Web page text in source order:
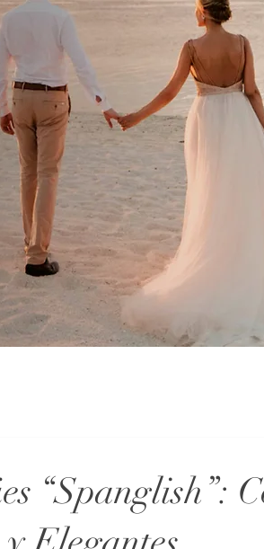
“Spanglish”: